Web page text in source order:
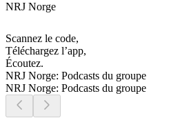
NRJ Norge
Scannez le code,
Téléchargez l’app,
Écoutez.
NRJ Norge: Podcasts du groupe
NRJ Norge: Podcasts du groupe